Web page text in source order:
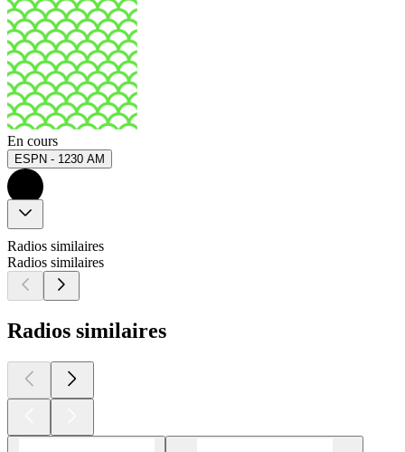
En cours
ESPN - 1230 AM
Radios similaires
Radios similaires
Radios similaires